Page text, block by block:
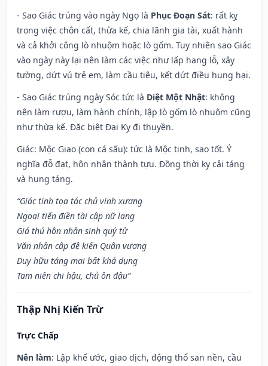
- Sao Giác trúng vào ngày Ngọ là Phục Đoạn Sát: rất kỵ
trong việc chôn cất, thừa kế, chia lãnh gia tài, xuất hành
và cả khởi công lò nhuộm hoặc lò gốm. Tuy nhiên sao Giác
vào ngày này lại nên làm các việc như lấp hang lỗ, xây
tường, dứt vú trẻ em, làm cầu tiêu, kết dứt điều hung hại.
- Sao Giác trúng ngày Sóc tức là Diệt Một Nhật: không
nên làm rượu, làm hành chính, lập lò gốm lò nhuộm cũng
như thừa kế. Đặc biệt Đại Kỵ đi thuyền.
Giác: Mộc Giao (con cá sấu): tức là Mộc tinh, sao tốt. Ý
nghĩa đỗ đạt, hôn nhân thành tựu. Đồng thời kỵ cải táng
và hung táng.
“Giác tinh tọa tác chủ vinh xương
Ngoại tiến điền tài cập nữ lang
Giá thú hôn nhân sinh quý tử
Văn nhân cập đệ kiến Quân vương
Duy hữu táng mai bất khả dụng
Tam niên chi hậu, chủ ôn đậu”
Thập Nhị Kiến Trừ
Trực Chấp
Nên làm: Lập khế ước, giao dịch, động thổ san nền, cầu